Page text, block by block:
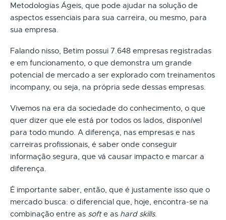
Metodologias Ágeis, que pode ajudar na solução de
aspectos essenciais para sua carreira, ou mesmo, para
sua empresa.
Falando nisso, Betim possui 7.648 empresas registradas
e em funcionamento, o que demonstra um grande
potencial de mercado a ser explorado com treinamentos
incompany, ou seja, na própria sede dessas empresas.
Vivemos na era da sociedade do conhecimento, o que
quer dizer que ele está por todos os lados, disponível
para todo mundo. A diferença, nas empresas e nas
carreiras profissionais, é saber onde conseguir
informação segura, que vá causar impacto e marcar a
diferença.
É importante saber, então, que é justamente isso que o
mercado busca: o diferencial que, hoje, encontra-se na
combinação entre as softe as hard skills.